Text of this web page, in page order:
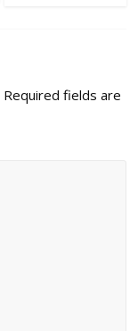
Required fields are